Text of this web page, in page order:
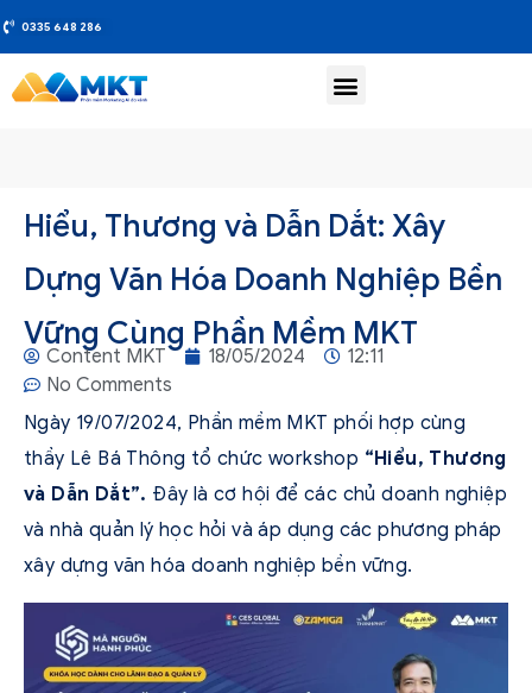
0335 648 286
Hiểu, Thương và Dẫn Dắt: Xây
Dựng Văn Hóa Doanh Nghiệp Bền
Vững Cùng Phần Mềm MKT
Content MKT 18/05/2024
12:11
No Comments
Ngày 19/07/2024, Phần mềm MKT phối hợp cùng
thầy Lê Bá Thông tổ chức workshop “Hiểu, Thương
và Dẫn Dắt”. Đây là cơ hội để các chủ doanh nghiệp
và nhà quản lý học hỏi và áp dụng các phương pháp
xây dựng văn hóa doanh nghiệp bền vững.